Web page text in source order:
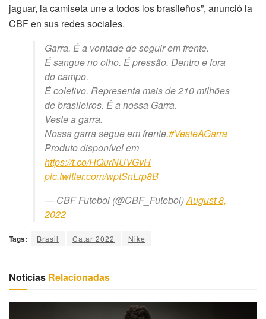
jaguar, la camiseta une a todos los brasileños”, anunció la
CBF en sus redes sociales.
Garra. É a vontade de seguir em frente.
É sangue no olho. É pressão. Dentro e fora
do campo.
É coletivo. Representa mais de 210 milhões
de brasileiros. É a nossa Garra.
Veste a garra.
Nossa garra segue em frente.#VesteAGarra
Produto disponível em
https://t.co/HQurNUVGvH
pic.twitter.com/wptSnLrp8B
— CBF Futebol (@CBF_Futebol)August 8,
2022
Tags: Brasil Catar 2022 Nike
Noticias Relacionadas